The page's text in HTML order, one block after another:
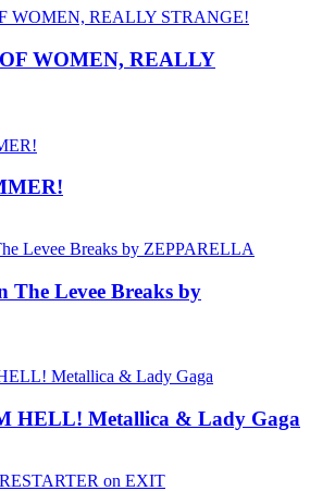
WOMEN, REALLY
The Levee Breaks by
HELL! Metallica & Lady Gaga